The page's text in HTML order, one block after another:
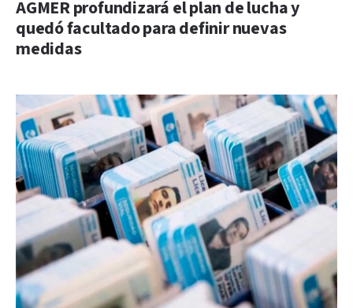
AGMER profundizará el plan de lucha y
quedó facultado para definir nuevas
medidas